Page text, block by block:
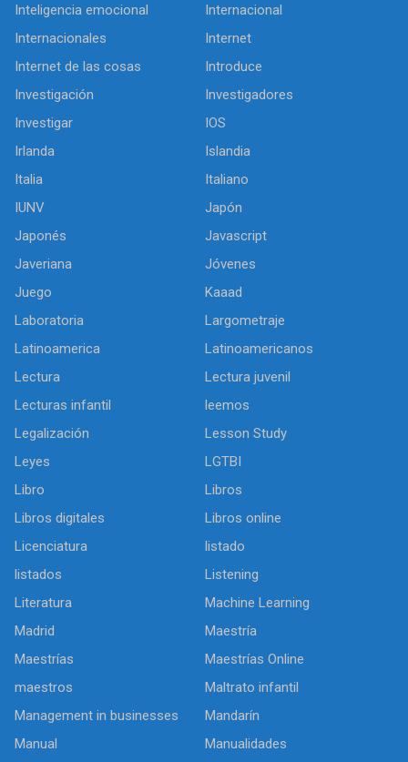
Inteligencia emocional
Internacional
Internacionales
Internet
Internet de las cosas
Introduce
Investigación
Investigadores
Investigar
IOS
Irlanda
Islandia
Italia
Italiano
IUNV
Japón
Japonés
Javascript
Javeriana
Jóvenes
Juego
Kaaad
Laboratoria
Largometraje
Latinoamerica
Latinoamericanos
Lectura
Lectura juvenil
Lecturas infantil
leemos
Legalización
Lesson Study
Leyes
LGTBI
Libro
Libros
Libros digitales
Libros online
Licenciatura
listado
listados
Listening
Literatura
Machine Learning
Madrid
Maestría
Maestrías
Maestrías Online
maestros
Maltrato infantil
Management in businesses
Mandarín
Manual
Manualidades